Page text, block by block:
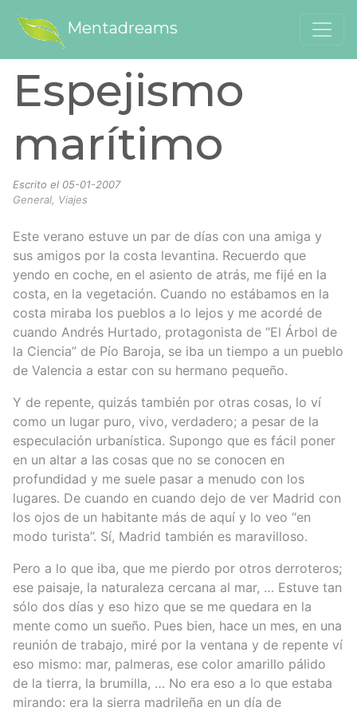
Mentadreams
Espejismo
marítimo
Escrito el 05-01-2007
General, Viajes
Este verano estuve un par de días con una amiga y
sus amigos por la costa levantina. Recuerdo que
yendo en coche, en el asiento de atrás, me fijé en la
costa, en la vegetación. Cuando no estábamos en la
costa miraba los pueblos a lo lejos y me acordé de
cuando Andrés Hurtado, protagonista de “El Árbol de
la Ciencia” de Pío Baroja, se iba un tiempo a un pueblo
de Valencia a estar con su hermano pequeño.
Y de repente, quizás también por otras cosas, lo ví
como un lugar puro, vivo, verdadero; a pesar de la
especulación urbanística. Supongo que es fácil poner
en un altar a las cosas que no se conocen en
profundidad y me suele pasar a menudo con los
lugares. De cuando en cuando dejo de ver Madrid con
los ojos de un habitante más de aquí y lo veo “en
modo turista”. Sí, Madrid también es maravilloso.
Pero a lo que iba, que me pierdo por otros derroteros;
ese paisaje, la naturaleza cercana al mar, … Estuve tan
sólo dos días y eso hizo que se me quedara en la
mente como un sueño. Pues bien, hace un mes, en una
reunión de trabajo, miré por la ventana y de repente ví
eso mismo: mar, palmeras, ese color amarillo pálido
de la tierra, la brumilla, … No era eso a lo que estaba
mirando: era la sierra madrileña en un día de